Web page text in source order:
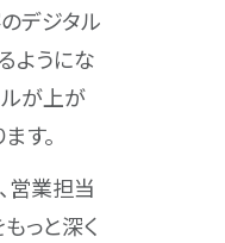
のデジタル
ようにな
が上が
す。
営業担当
っと深く